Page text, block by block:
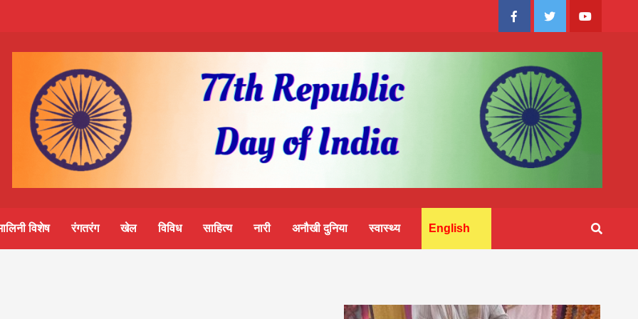
FacebookTwitter Youtube
विशेष रंगतरंग खेल विविध साहित्य नारी अनौखी दुनिया स्वास्थ्य English